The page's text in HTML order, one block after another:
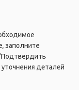
заполните
деталей